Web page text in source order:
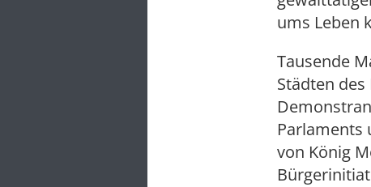
ums Leben
Tausende
Städten
Parlaments
von König